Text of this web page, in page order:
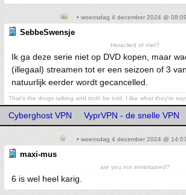
• woensdag 4 december 2024 @
SebbeSwensje
Heraclied of niet?
Ik ga deze serie niet op DVD kopen, maar
(illegaal) streamen tot er een seizoen of 3
natuurlijk eerder wordt gecancelled.
That's the drugs talking and truth be told, I like what they're
Cyberghost VPN VyprVPN - de snelle VPN
• woensdag 4 december 2024 @
maxi-mus
are you not entertained?
6 is wel heel karig.